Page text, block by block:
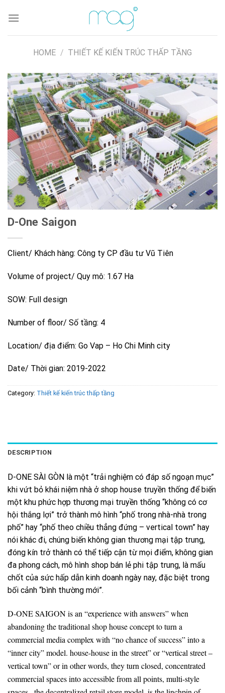
HOME / THIẾT KẾ KIẾN TRÚC THẤP TẦNG
D-One Saigon
Client/ Khách hàng: Công ty CP đầu tư Vũ Tiên
Volume of project/ Quy mô: 1.67 Ha
SOW: Full design
Number of floor/ Số tầng: 4
Location/ địa điểm: Go Vap – Ho Chi Minh city
Date/ Thời gian: 2019-2022
Category: Thiết kế kiến trúc thấp tầng
DESCRIPTION
D-ONE SÀI GÒN là một “trải nghiệm có đáp số ngoạn mục”
khi vứt bỏ khái niệm nhà ở shop house truyền thống để biến
một khu phức hợp thương mại truyền thống “không có cơ
hội thắng lợi” trở thành mô hình “phố trong nhà-nhà trong
phố” hay “phố theo chiều thẳng đứng – vertical town” hay
nói khác đi, chúng biến không gian thương mại tập trung,
đóng kín trở thành có thể tiếp cận từ mọi điểm, không gian
đa phong cách, mô hình shop bán lẻ phi tập trung, là mấu
chốt của sức hấp dẫn kinh doanh ngày nay, đặc biệt trong
bối cảnh “bình thường mới”.
D-ONE SAIGON is an “experience with answers” when
abandoning the traditional shop house concept to turn a
commercial media complex with “no chance of success” into a
“inner city” model. house-house in the street” or “vertical street –
vertical town” or in other words, they turn closed, concentrated
commercial spaces into accessible from all points, multi-style